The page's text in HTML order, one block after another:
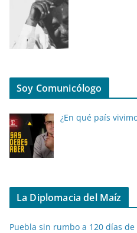
Soy Comunicólogo
¿En qué país
La Diplomacia del Maíz
Puebla sin rumbo a 120 días